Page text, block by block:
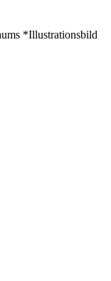
*Illustrationsbild